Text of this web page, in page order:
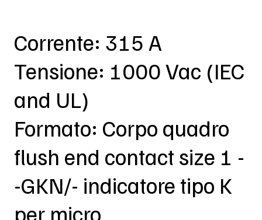
Corrente: 315 A
Tensione: 1000 Vac (IEC
and UL)
Formato: Corpo quadro
flush end contact size 1 -
-GKN/- indicatore tipo K
per micro